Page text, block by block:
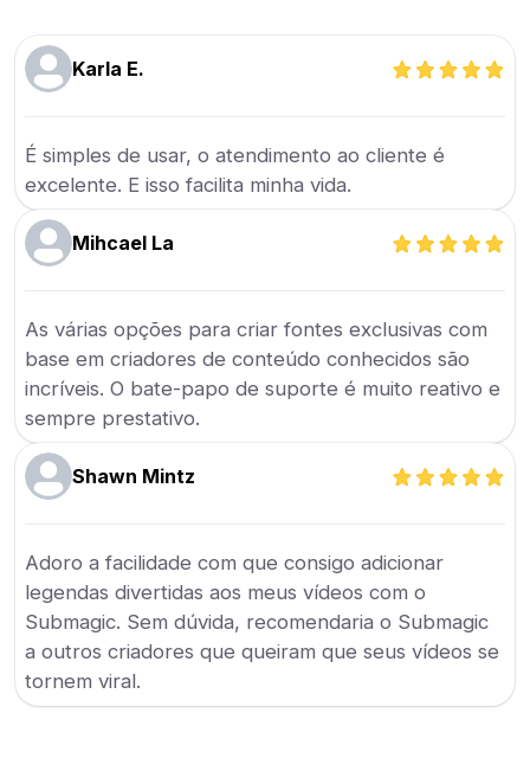
Karla E.
É simples de usar, o atendimento ao cliente é
excelente. E isso facilita minha vida.
Mihcael La
As várias opções para criar fontes exclusivas com
base em criadores de conteúdo conhecidos são
incríveis. O bate-papo de suporte é muito reativo e
sempre prestativo.
Shawn Mintz
Adoro a facilidade com que consigo adicionar
legendas divertidas aos meus vídeos com o
Submagic. Sem dúvida, recomendaria o Submagic
a outros criadores que queiram que seus vídeos se
tornem viral.